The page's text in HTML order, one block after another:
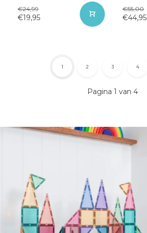
€24,99
€19,95
€55,00
€44,95
Pagina 1 van 4
1 2 3 4